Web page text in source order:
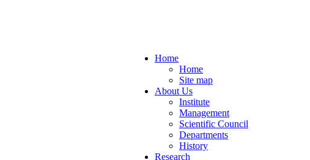
Home
Home
Site map
About Us
Institute
Management
Scientific Council
Departments
History
Research